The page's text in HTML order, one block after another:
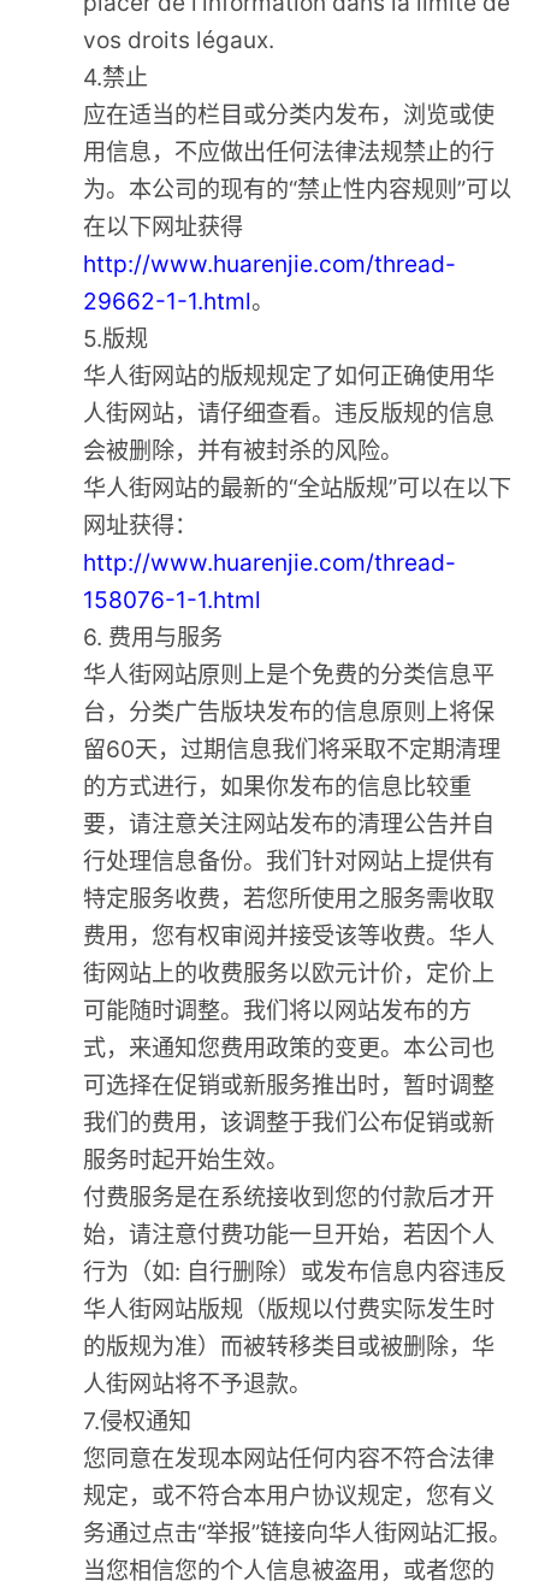
vos droits légaux.
4.禁止
应在适当的栏目或分类内发布，浏览或使
用信息，不应做出任何法律法规禁止的行
为。本公司的现有的“禁止性内容规则”可以
在以下网址获得
http://www.huarenjie.com/thread-
29662-1-1.html。
5.版规
华人街网站的版规规定了如何正确使用华
人街网站，请仔细查看。违反版规的信息
会被删除，并有被封杀的风险。
华人街网站的最新的“全站版规”可以在以下
网址获得：
http://www.huarenjie.com/thread-
158076-1-1.html
6. 费用与服务
华人街网站原则上是个免费的分类信息平
台，分类广告版块发布的信息原则上将保
留60天，过期信息我们将采取不定期清理
的方式进行，如果你发布的信息比较重
要，请注意关注网站发布的清理公告并自
行处理信息备份。我们针对网站上提供有
特定服务收费，若您所使用之服务需收取
费用，您有权审阅并接受该等收费。华人
街网站上的收费服务以欧元计价，定价上
可能随时调整。我们将以网站发布的方
式，来通知您费用政策的变更。本公司也
可选择在促销或新服务推出时，暂时调整
我们的费用，该调整于我们公布促销或新
服务时起开始生效。
付费服务是在系统接收到您的付款后才开
始，请注意付费功能一旦开始，若因个人
行为（如: 自行删除）或发布信息内容违反
华人街网站版规（版规以付费实际发生时
的版规为准）而被转移类目或被删除，华
人街网站将不予退款。
7.侵权通知
您同意在发现本网站任何内容不符合法律
规定，或不符合本用户协议规定，您有义
务通过点击“举报”链接向华人街网站汇报。
当您相信您的个人信息被盗用，或者您的